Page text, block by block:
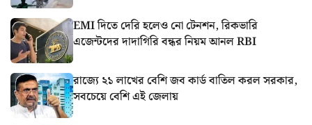
EMI দিতে দেরি হলেও নো টেনশন, রিকভারি
এজেন্টদের দাদাগিরি বন্ধর নিয়ম আনল RBI
রাজ্যে ২১ লাখের বেশি জব কার্ড বাতিল করল সরকার,
সবচেয়ে বেশি এই জেলায়